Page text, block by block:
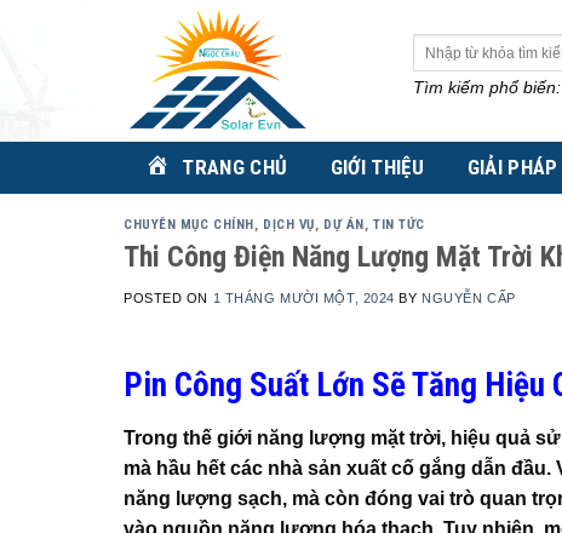
kiếm:
Tìm kiếm phổ biến:
TRANG CHỦ GIỚI THIỆU GIẢI PHÁP
CHUYÊN MỤC CHÍNH, DỊCH VỤ, DỰ ÁN,TIN TỨC
Thi Công Điện Năng Lượng Mặt Trời
POSTED ON 1 THÁNG MƯỜI MỘT, 2024 BY NGUYỄN CẤP
Pin Công Suất Lớn Sẽ Tăng Hiệu
Trong thế giới năng lượng mặt trời, hiệu quả
mà hầu hết các nhà sản xuất cố gắng dẫn
năng lượng sạch, mà còn đóng vai trò quan